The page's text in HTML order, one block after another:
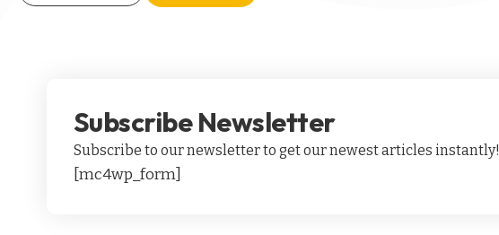
Subscribe Newsletter
Subscribe to our newsletter to get our newest articles instantly!
[mc4wp_form]